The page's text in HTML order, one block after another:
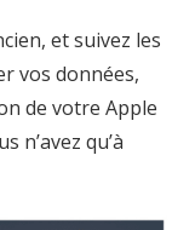
et suivez les
vos données,
de votre Apple
n’avez qu’à